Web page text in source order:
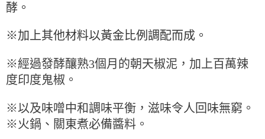
【注意事項】
易，需依本服務之必要範圍內提供個人資料，並將交易相關給付款項請求債
權轉讓予恩沛科技股份有限公司。
https://aftee.tw/terms/#terms3
３．未成年的使用者請事先徵得法定代理人或監護人之同意方可使用
「AFTEE先享後付」，若未經同意申辦者引起之損失，本公司不負相關責
４．使用「AFTEE先享後付」時，將依據個別帳號之用戶狀況，依本公司即
時審查核予不同之上限額度；若仍有額度不足之情形，本公司將視審查結果
請求用戶進行身份認證。
付款後7-11取貨-重量限制含紙箱10kg，請控制商品重量在9~
每筆NT$90，滿NT$990(含以上)免運費
宅配-新竹物流
每筆NT$150，滿NT$2,000(含以上)免運費
離島客戶-中華郵政
每筆NT$120，滿NT$2,000(含以上)免運費
酵。
※加上其他材料以黃金比例調配而成。
※經過發酵釀熟3個月的朝天椒泥，加上百萬辣
度印度鬼椒。
※以及味噌中和調味平衡，滋味令人回味無窮。
※火鍋、關東煮必備醬料。